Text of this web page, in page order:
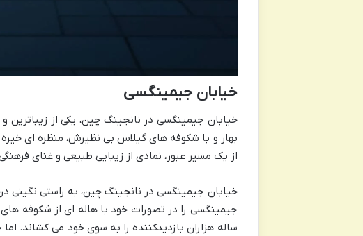
خیابان جیمینگسی
خیابان جیمینگسی در نانجینگ چین، یکی از
بهار و با شکوفه های گیلاس بی نظیرش، منظره ای خیره
از یک مسیر عبور، نمادی از زیبایی طبیعی و غنای
خیابان جیمینگسی در نانجینگ چین، به راستی نگینی
جیمینگسی را در تصورات خود با هاله ای از شکوفه
ساله هزاران بازدیدکننده را به سوی خود می کشاند.